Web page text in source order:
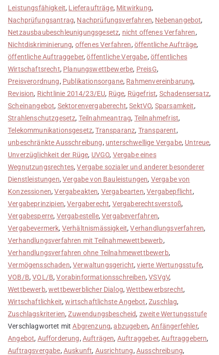
Leistungsfähigkeit, Lieferaufträge, Mitwirkung,
Nachprüfungsantrag, Nachprüfungsverfahren, Nebenangebot,
Netzausbaubeschleunigungsgesetz, nicht offenes Verfahren,
Nichtdiskriminierung, offenes Verfahren, öffentliche Aufträge,
öffentliche Auftraggeber,öffentliche Vergabe,öffentliches
Wirtschaftsrecht, Planungswettbewerbe, PreisG,
Preisverordnung, Publikationsorgane, Rahmenvereinbarung,
Revision, Richtlinie 2014/23/EU, Rüge, Rügefrist, Schadensersatz,
Scheinangebot, Sektorenvergaberecht,SektVO, Sparsamkeit,
Strahlenschutzgesetz, Teilnahmeantrag, Teilnahmefrist,
Telekommunikationsgesetz,Transparanz, Transparent,
unbeschränkte Ausschreibung, unterschwellige Vergabe, Untreue,
Unverzüglichkeit der Rüge, UVGO, Vergabe eines
Wegnutzungsrechtes,Vergabe sozialer und anderer besonderer
Dienstleistungen,Vergabe von Bauleistungen, Vergabe von
Konzessionen,Vergabeakten, Vergabearten,Vergabepflicht,
Vergabeprinzipien,Vergaberecht, Vergaberechtsverstoß,
Vergabesperre, Vergabestelle,Vergabeverfahren,
Vergabevermerk, Verhältnismässigkeit,Verhandlungsverfahren,
Verhandlungsverfahren mit Teilnahmewettbewerb,
Verhandlungsverfahren ohne Teilnahmewettbewerb,
Vermögensschaden,Verwaltungsgericht,vierte Wertungsstufe,
VOB/B,VOL/B,Vorabinformationsschreiben,VSVgV,
Wettbewerb,wettbewerblicher Dialog,Wettbewerbsrecht,
Wirtschaftlichkeit,wirtschaftlichste Angebot, Zuschlag,
Zuschlagskriterien,Zuwendungsbescheid, zweite Wertungsstufe
Verschlagwortet mitAbgrenzung,abzugeben,Anfängerfehler,
Angebot, Aufforderung, Aufträgen, Auftraggeber,Auftraggebern,
Auftragsvergabe, Auskunft, Ausrichtung, Ausschreibung,